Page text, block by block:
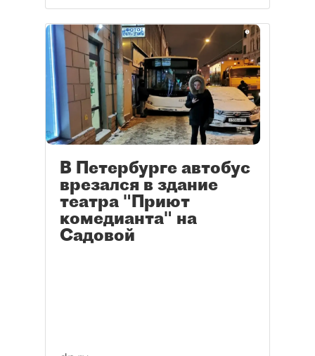
изменилась ли стоимость
билетов на спектакли в этом
году, вырастут ли цены
дополнительно на новогодних
праздниках и какие постановки
можно посетить 31 декабря.
В Петербурге автобус
врезался в здание
театра "Приют
комедианта" на
Садовой